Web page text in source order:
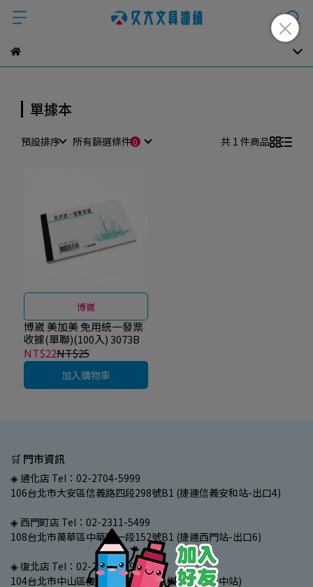
單據本
預設排序 所有篩選條件 共 1 件商品
博崴
博崴 美加美 免用統一發票
收據(單聯)(100入) 3073B
NT$22NT$25
加入購物車
🛒 門市資訊
◈ 通化店 Tel：02-2704-5999
106台北市大安區信義路四段298號B1 (捷運信義安和站-出口4)
◈ 西門町店 Tel：02-2311-5499
108台北市萬華區中華路一段152號B1 (捷運西門站-出口6)
◈ 復北店 Tel：02-2502-0199
104台北市中山區復興北路356號B1 (捷運中山國中站)